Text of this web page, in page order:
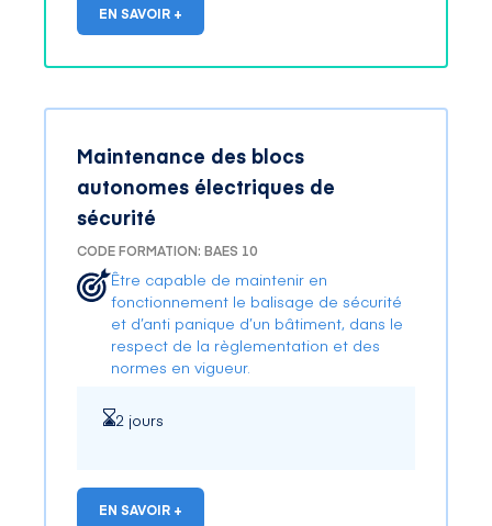
EN SAVOIR +
Maintenance des blocs
autonomes électriques de
sécurité
CODE FORMATION: BAES 10
Être capable de maintenir en
fonctionnement le balisage de sécurité
et d’anti panique d’un bâtiment, dans le
respect de la règlementation et des
normes en vigueur.
2 jours
EN SAVOIR +